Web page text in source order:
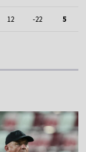
12 -22 5